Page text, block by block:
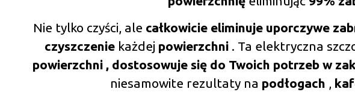
Nie tylko czyści, ale całkowicie eliminuje uporczywe
czyszczeniekażdej powierzchni. Ta elektryczna
powierzchni , dostosowuje się do Twoich potrzeb w
niesamowite rezultaty na podłogach ,